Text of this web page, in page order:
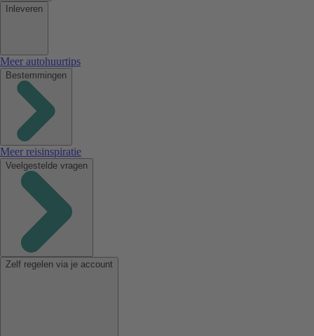
Inleveren
Meer autohuurtips
Bestemmingen
Meer reisinspiratie
Veelgestelde vragen
Zelf regelen via je account